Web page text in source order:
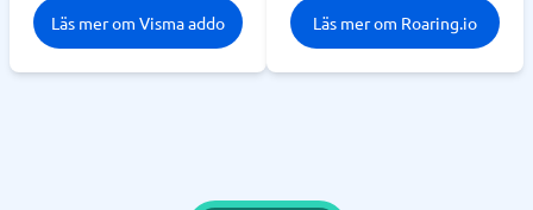
Läs mer om Visma addo Läs mer om Roaring.io